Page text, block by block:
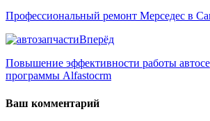
Профессиональный ремонт Мерседес в
Вперёд
Повышение эффективности работы
программы Alfastocrm
Ваш комментарий